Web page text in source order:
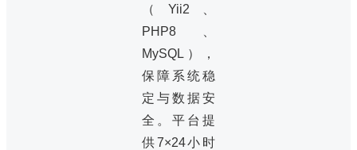
（Yii2、
PHP8、
MySQL），
保障系统稳
定与数据安
全。平台提
供7×24小时